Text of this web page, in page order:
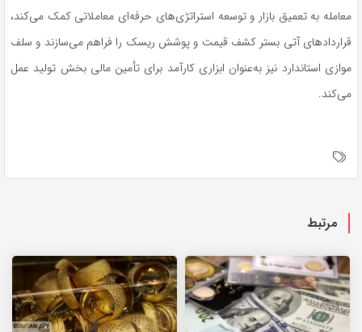
معامله به تعمیق بازار و توسعه استراتژی‌های حرفه‌ای معاملاتی کمک می‌کند،
قراردادهای آتی بستر کشف قیمت و پوشش ریسک را فراهم می‌سازند و سلف
موازی استاندارد نیز به‌عنوان ابزاری کارآمد برای تأمین مالی بخش تولید عمل
می‌کند.
مرتبط